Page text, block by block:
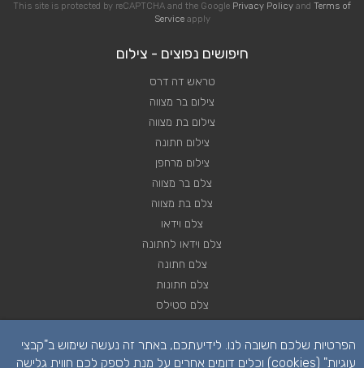
This site is protected by reCAPTCHA and the Google Privacy Policy and Terms of
Serviceapply
חיפושים נפוצים - צילום
טראש דה דרס
צילום בר מצווה
צילום בת מצווה
צילום חתונה
צילום מרחפן
צלם בר מצווה
צלם בת מצווה
צלם וידאו
צלם וידאו לחתונה
צלם חתונה
צלם חתונות
צלם סטילס
רחפן לחתונה
הפרטיות שלכם חשובה לנו. לידיעתכם, באתר זה נעשה שימוש ב"קבצי
עוגיות" (cookies) וכלים דומים אחרים על מנת לספק לכם חווית גלישה